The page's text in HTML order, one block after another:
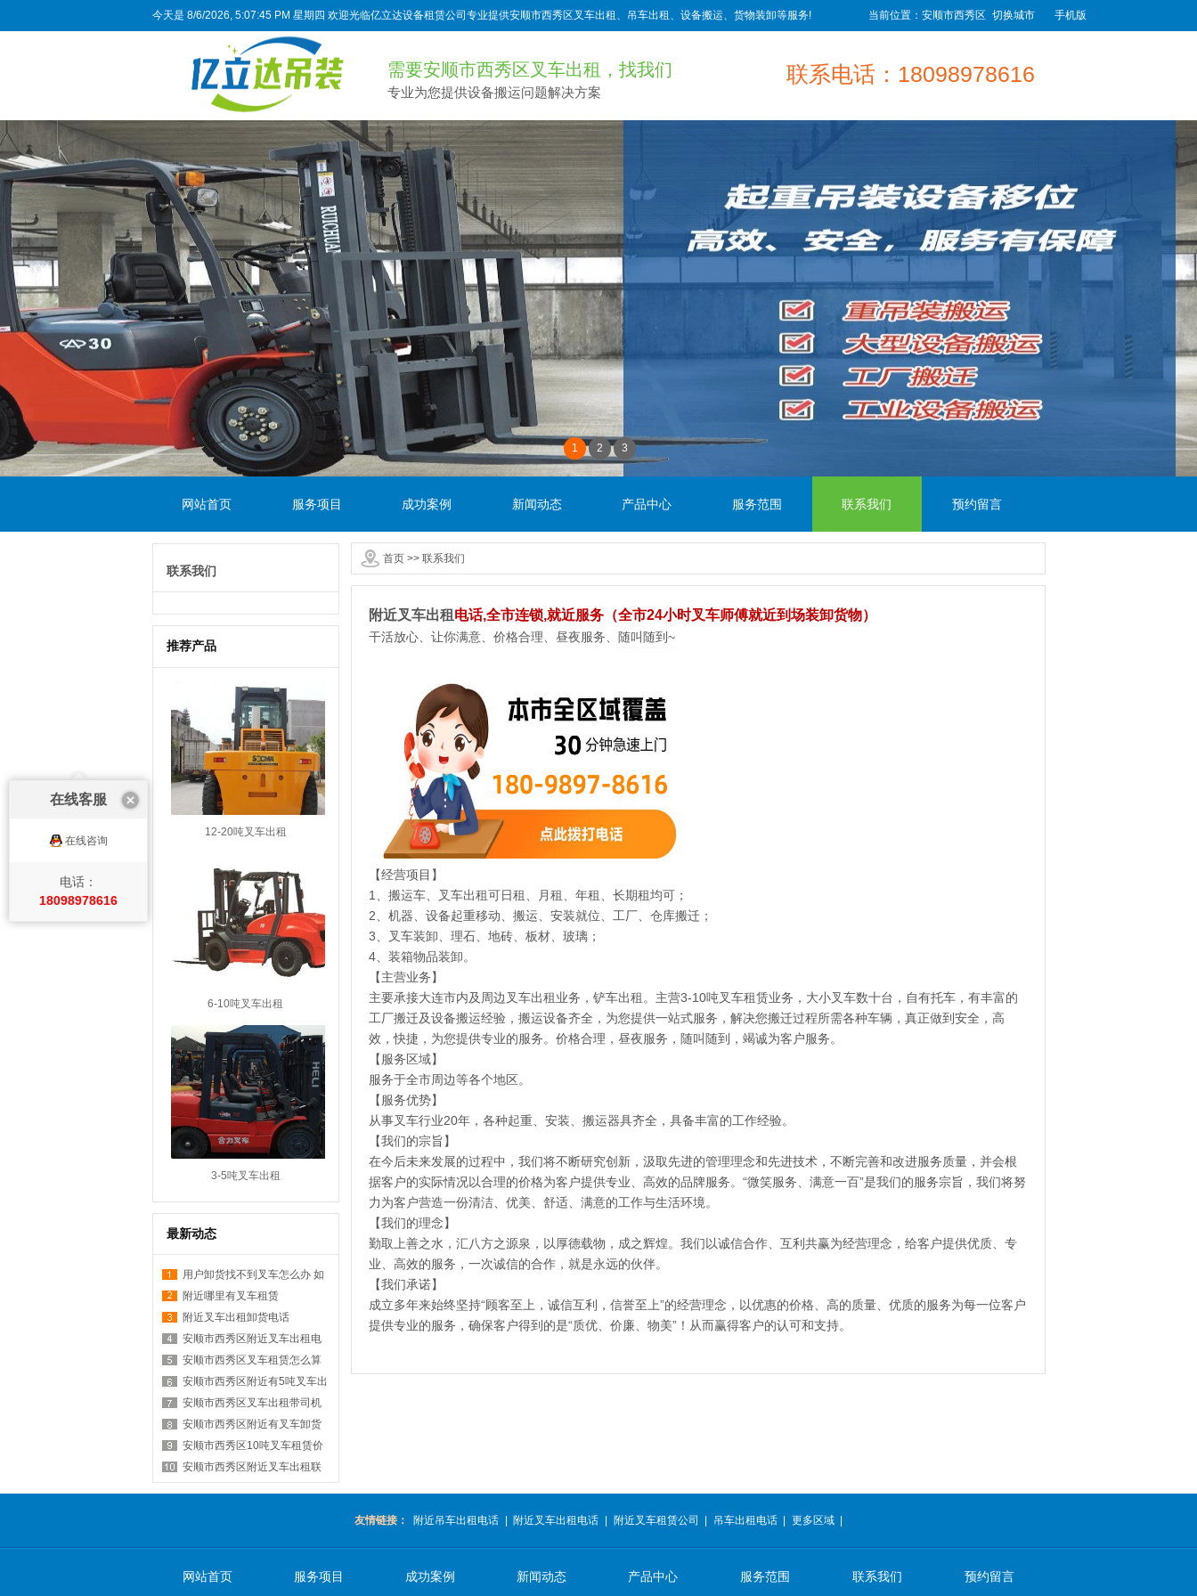
今天是 8/6/2026, 5:07:46 PM 星期四 欢迎光临亿立达设备租赁公司专业提供安顺市西秀区叉车出租、吊车出租、设备搬运、货物装卸等服务! 当前位置：安顺市西秀区 切换城市 手机版
需要安顺市西秀区叉车出租，找我们
专业为您提供设备搬运问题解决方案
联系电话：18098978616
1 2 3
网站首页 服务项目 成功案例 新闻动态 产品中心 服务范围 联系我们 预约留言
首页>> 联系我们
联系我们
推荐产品
12-20吨叉车出租
6-10吨叉车出租
3-5吨叉车出租
最新动态
用户卸货找不到叉车怎么办 如
何在附近找叉车
附近哪里有叉车租赁
附近叉车出租卸货电话
安顺市西秀区附近叉车出租电
话是多少？
安顺市西秀区叉车租赁怎么算
台班？
安顺市西秀区附近有5吨叉车出
租吗？
安顺市西秀区叉车出租带司机
价格？
安顺市西秀区附近有叉车卸货
服务吗？
安顺市西秀区10吨叉车租赁价
格表？
安顺市西秀区附近叉车出租联
附近叉车出租 电话,全市连锁,就近服务（全市24小时叉车师傅就近到场装卸货物）
干活放心、让你满意、价格合理、昼夜服务、随叫随到~
【经营项目】
1、搬运车、叉车出租可日租、月租、年租、长期租均可；
2、机器、设备起重移动、搬运、安装就位、工厂、仓库搬迁；
3、叉车装卸、理石、地砖、板材、玻璃；
4、装箱物品装卸。
【主营业务】
主要承接大连市内及周边叉车出租业务，铲车出租。主营3-10吨叉车租赁业务，大小叉车数十台，自有托车，有丰富的
工厂搬迁及设备搬运经验，搬运设备齐全，为您提供一站式服务，解决您搬迁过程所需各种车辆，真正做到安全，高
效，快捷，为您提供专业的服务。价格合理，昼夜服务，随叫随到，竭诚为客户服务。
【服务区域】
服务于全市周边等各个地区。
【服务优势】
从事叉车行业20年，各种起重、安装、搬运器具齐全，具备丰富的工作经验。
【我们的宗旨】
在今后未来发展的过程中，我们将不断研究创新，汲取先进的管理理念和先进技术，不断完善和改进服务质量，并会根
据客户的实际情况以合理的价格为客户提供专业、高效的品牌服务。“微笑服务、满意一百”是我们的服务宗旨，我们将努
力为客户营造一份清洁、优美、舒适、满意的工作与生活环境。
【我们的理念】
勤取上善之水，汇八方之源泉，以厚德载物，成之辉煌。我们以诚信合作、互利共赢为经营理念，给客户提供优质、专
业、高效的服务，一次诚信的合作，就是永远的伙伴。
【我们承诺】
成立多年来始终坚持“顾客至上，诚信互利，信誉至上”的经营理念，以优惠的价格、高的质量、优质的服务为每一位客户
提供专业的服务，确保客户得到的是“质优、价廉、物美”！从而赢得客户的认可和支持。
友情链接： 附近吊车出租电话 附近叉车出租电话 附近叉车租赁公司 吊车出租电话 更多区域
网站首页 服务项目 成功案例 新闻动态 产品中心 服务范围 联系我们 预约留言
在线客服
在线咨询
电话：
18098978616